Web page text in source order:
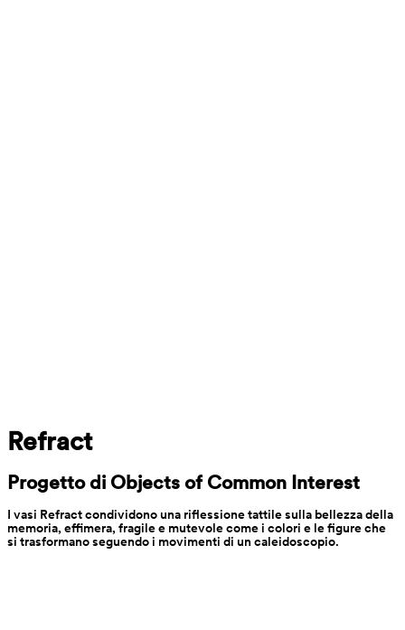
Refract
Progetto di Objects of Common Interest
I vasi Refract condividono una riflessione tattile sulla bellezza della
memoria, effimera, fragile e mutevole come i colori e le figure che
si trasformano seguendo i movimenti di un caleidoscopio.